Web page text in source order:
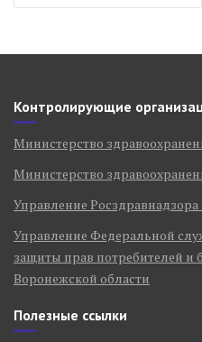
Контролирующие
Министерство
Министерство
Управление
Управление Федеральной
защиты прав потребителей и
Воронежской области
Полезные ссылки